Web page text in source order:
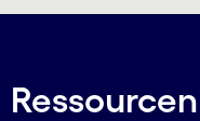
Ressourcen